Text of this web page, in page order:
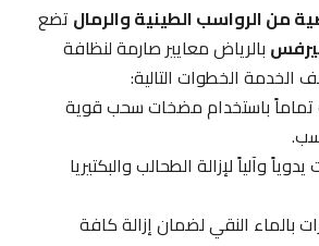
من الرواسب الطينية والرمالتضع
بالرياض معايير صارمة لنظافة
الخطوات التالية:
باستخدام مضخات سحب قوية
وآلياً لإزالة الطحالب والبكتيريا
النقي لضمان إزالة كافة